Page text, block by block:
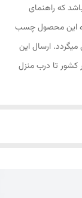
که راهنمای
این محصول چسب
میگردد. ارسال این
تا درب منزل